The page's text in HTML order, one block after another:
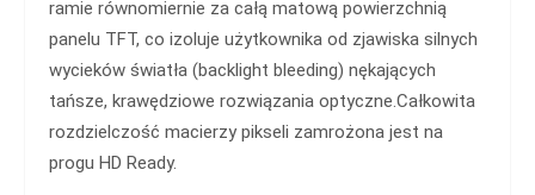
ramie równomiernie za całą matową powierzchnią
panelu TFT, co izoluje użytkownika od zjawiska silnych
wycieków światła (backlight bleeding) nękających
tańsze, krawędziowe rozwiązania optyczne.Całkowita
rozdzielczość macierzy pikseli zamrożona jest na
progu HD Ready.